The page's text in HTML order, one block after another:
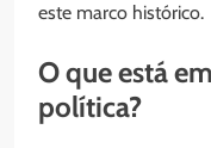
este marco histórico.
O que está
política?